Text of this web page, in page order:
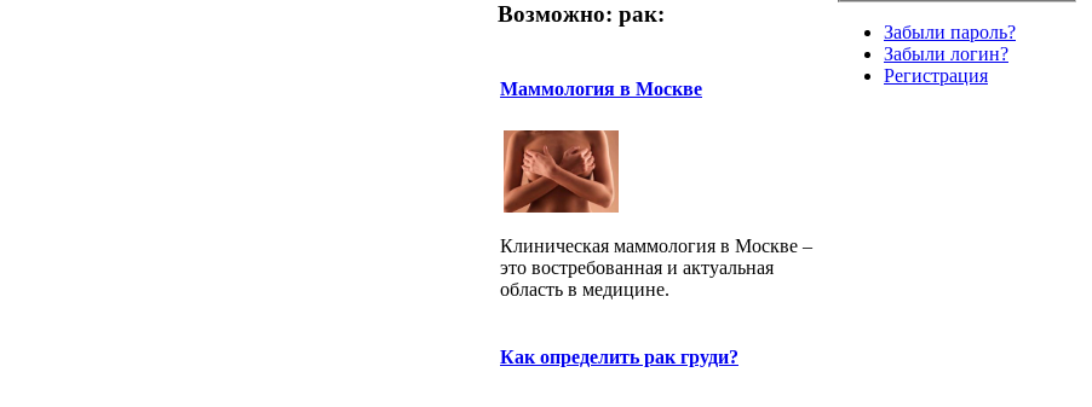
Возможно: рак:
Маммология в Москве
Клиническая маммология в Москве –
это востребованная и актуальная
область в медицине.
Как определить рак груди?
Забыли пароль?
Забыли логин?
Регистрация